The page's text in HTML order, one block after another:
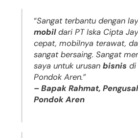
“Sangat terbantu dengan
mobildari PT Iska Cipta
cepat, mobilnya terawat,
sangat bersaing. Sangat
saya untuk urusan bisnis di
Pondok Aren.”
– Bapak Rahmat,
Pondok Aren